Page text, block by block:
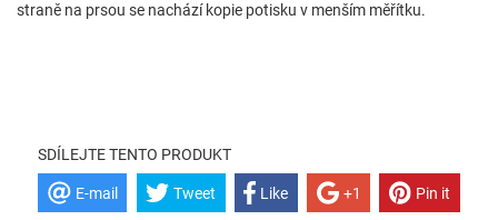
straně na prsou se nachází kopie potisku v menším měřítku.
SDÍLEJTE TENTO PRODUKT
E-mail Tweet Like +1 Pin it